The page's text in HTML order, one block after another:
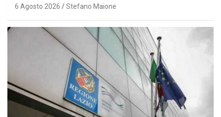
6 Agosto 2026 Stefano Maione